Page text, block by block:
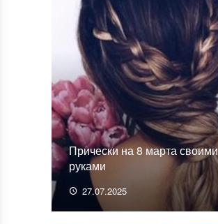
Прически на 8 марта своими
руками
27.07.2025